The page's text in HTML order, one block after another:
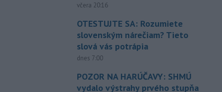
včera 20:16
OTESTUJTE SA: Rozumiete
slovenským nárečiam? Tieto
slová vás potrápia
dnes 7:00
POZOR NA HARÚČAVY: SHMÚ
vydalo výstrahy prvého stupňa